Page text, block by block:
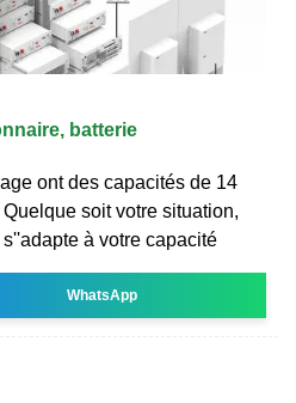
batterie
ont des capacités de 14
soit votre situation,
à votre capacité
WhatsApp